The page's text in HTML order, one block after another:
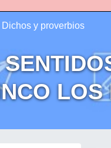
Dichos y proverbios
LOS